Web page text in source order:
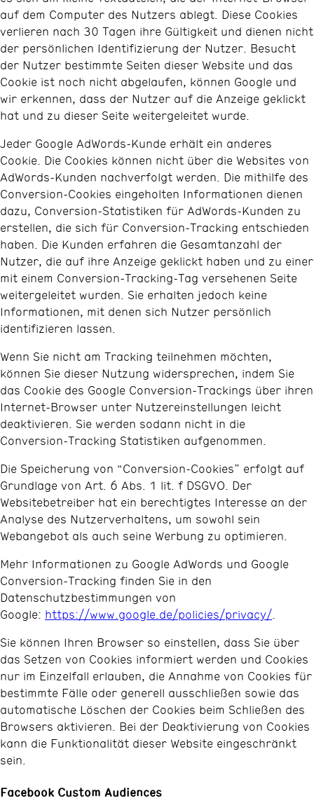
auf dem Computer des Nutzers ablegt. Diese Cookies
verlieren nach 30 Tagen ihre Gültigkeit und dienen nicht
der persönlichen Identifizierung der Nutzer. Besucht
der Nutzer bestimmte Seiten dieser Website und das
Cookie ist noch nicht abgelaufen, können Google und
wir erkennen, dass der Nutzer auf die Anzeige geklickt
hat und zu dieser Seite weitergeleitet wurde.
Jeder Google AdWords-Kunde erhält ein anderes
Cookie. Die Cookies können nicht über die Websites von
AdWords-Kunden nachverfolgt werden. Die mithilfe des
Conversion-Cookies eingeholten Informationen dienen
dazu, Conversion-Statistiken für AdWords-Kunden zu
erstellen, die sich für Conversion-Tracking entschieden
haben. Die Kunden erfahren die Gesamtanzahl der
Nutzer, die auf ihre Anzeige geklickt haben und zu einer
mit einem Conversion-Tracking-Tag versehenen Seite
weitergeleitet wurden. Sie erhalten jedoch keine
Informationen, mit denen sich Nutzer persönlich
identifizieren lassen.
Wenn Sie nicht am Tracking teilnehmen möchten,
können Sie dieser Nutzung widersprechen, indem Sie
das Cookie des Google Conversion-Trackings über ihren
Internet-Browser unter Nutzereinstellungen leicht
deaktivieren. Sie werden sodann nicht in die
Conversion-Tracking Statistiken aufgenommen.
Die Speicherung von “Conversion-Cookies” erfolgt auf
Grundlage von Art. 6 Abs. 1 lit. f DSGVO. Der
Websitebetreiber hat ein berechtigtes Interesse an der
Analyse des Nutzerverhaltens, um sowohl sein
Webangebot als auch seine Werbung zu optimieren.
Mehr Informationen zu Google AdWords und Google
Conversion-Tracking finden Sie in den
Datenschutzbestimmungen von
Google: https://www.google.de/policies/privacy/
Sie können Ihren Browser so einstellen, dass Sie über
das Setzen von Cookies informiert werden und Cookies
nur im Einzelfall erlauben, die Annahme von Cookies für
bestimmte Fälle oder generell ausschließen sowie das
automatische Löschen der Cookies beim Schließen des
Browsers aktivieren. Bei der Deaktivierung von Cookies
kann die Funktionalität dieser Website eingeschränkt
sein.
Facebook Custom Audiences